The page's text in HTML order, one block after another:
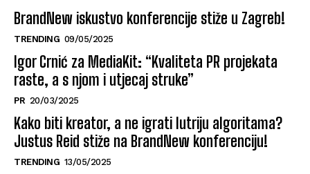
BrandNew iskustvo konferencije stiže u Zagreb!
TRENDING 09/05/2025
Igor Crnić za MediaKit: “Kvaliteta PR projekata
raste, a s njom i utjecaj struke”
PR 20/03/2025
Kako biti kreator, a ne igrati lutriju algoritama?
Justus Reid stiže na BrandNew konferenciju!
TRENDING 13/05/2025